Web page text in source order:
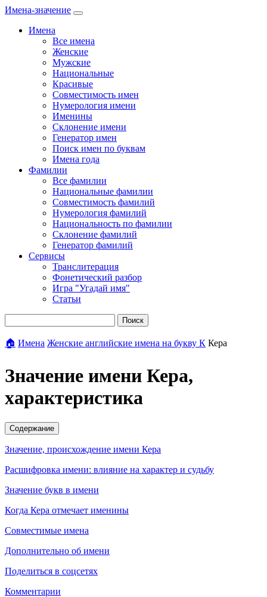
Имена-значение
Имена
Все имена
Женские
Мужские
Национальные
Красивые
Совместимость имен
Нумерология имени
Именины
Склонение имени
Генератор имен
Поиск имен по буквам
Имена года
Фамилии
Все фамилии
Национальные фамилии
Совместимость фамилий
Нумерология фамилий
Национальность по фамилии
Склонение фамилий
Генератор фамилий
Сервисы
Транслитерация
Фонетический разбор
Игра "Угадай имя"
Статьи
Поиск
🏠 Имена Женские английские имена на букву К Кера
Значение имени Кера,
характеристика
Содержание
Значение, происхождение имени Кера
Расшифровка имени: влияние на характер и судьбу
Значение букв в имени
Когда Кера отмечает именины
Совместимые имена
Дополнительно об имени
Поделиться в соцсетях
Комментарии